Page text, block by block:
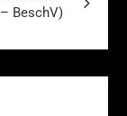
BeschV)